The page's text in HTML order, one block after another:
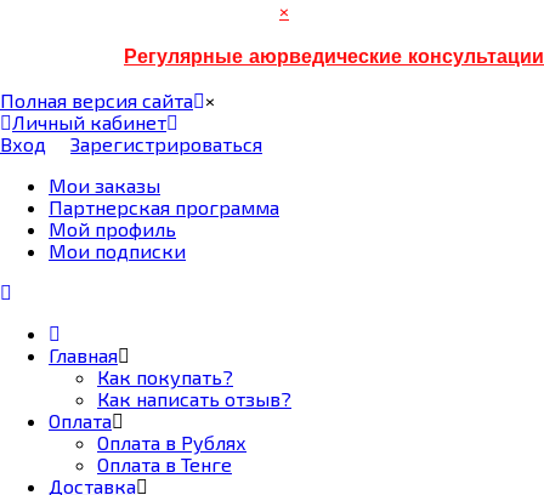
×
Регулярные аюрведические консультации
Полная версия сайта ×
Личный кабинет
Вход
Зарегистрироваться
Мои заказы
Партнерская программа
Мой профиль
Мои подписки
Главная
Как покупать?
Как написать отзыв?
Оплата
Оплата в Рублях
Оплата в Тенге
Доставка